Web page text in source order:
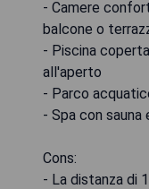
- Camere
balcone o
- Piscina
all'aperto
- Parco
- Spa con sauna
Cons:
- La distanza di